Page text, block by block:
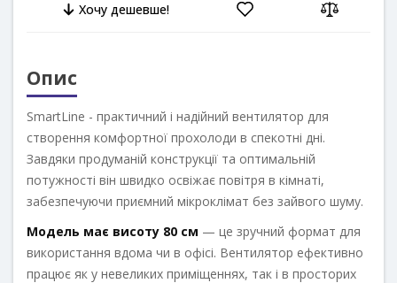
Хочу дешевше!
Опис
SmartLine - практичний і надійний вентилятор для
створення комфортної прохолоди в спекотні дні.
Завдяки продуманій конструкції та оптимальній
потужності він швидко освіжає повітря в кімнаті,
забезпечуючи приємний мікроклімат без зайвого шуму.
Модель має висоту 80 см — це зручний формат для
використання вдома чи в офісі. Вентилятор ефективно
працює як у невеликих приміщеннях, так і в просторих